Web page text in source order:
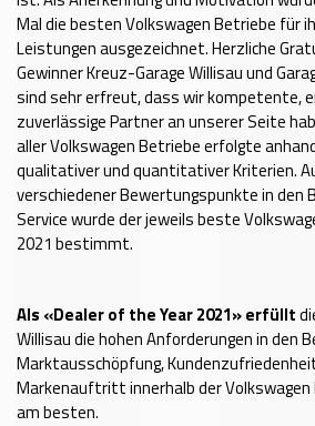
Mal die besten Volkswagen Betriebe für
Leistungen ausgezeichnet. Herzliche
Gewinner Kreuz-Garage Willisau und
sind sehr erfreut, dass wir kompetente,
zuverlässige Partner an unserer Seite
aller Volkswagen Betriebe erfolgte
qualitativer und quantitativer Kriterien.
verschiedener Bewertungspunkte in den
Service wurde der jeweils beste
2021 bestimmt.
Als «Dealer of the Year 2021» erfüllt
Willisau die hohen Anforderungen in den
Marktausschöpfung,
Markenauftritt innerhalb der
am besten.